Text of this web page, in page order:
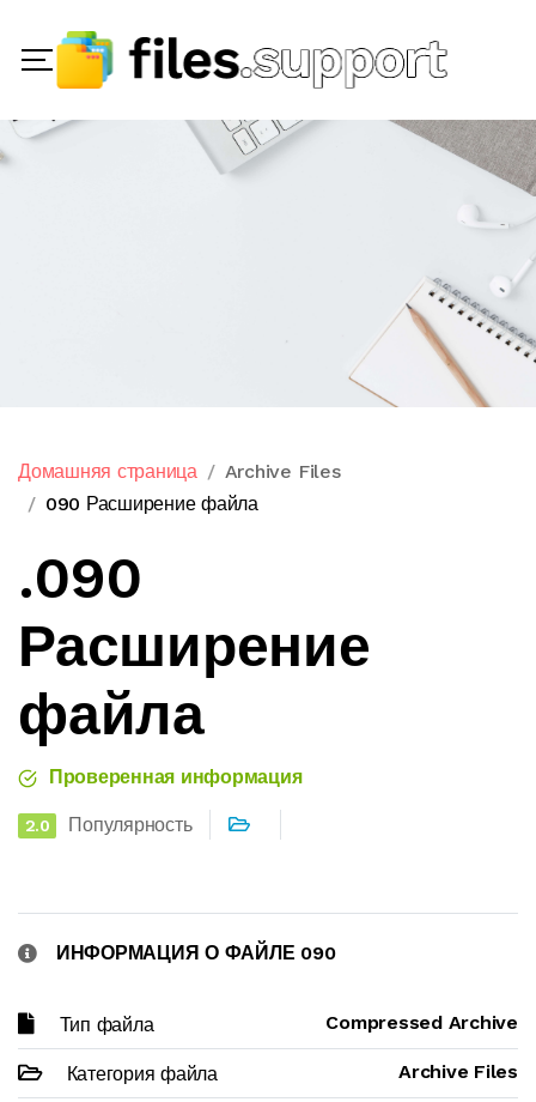
Домашняя страница
Archive Files
090 Расширение файла
.090
Расширение
файла
Проверенная информация
2.0 Популярность
ИНФОРМАЦИЯ О ФАЙЛЕ 090
Тип файла Compressed Archive
Категория файла Archive Files